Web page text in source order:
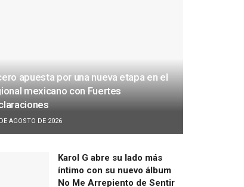
apuesta por una nueva etapa en el
mexicano con Fuertes
AGOSTO DE 2026
Karol G abre su lado más
íntimo con su nuevo álbum
No Me Arrepiento de Sentir